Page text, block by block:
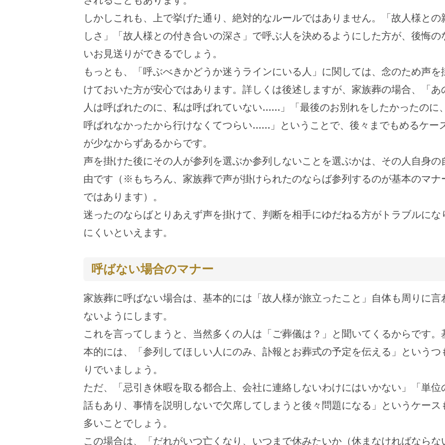
しかしこれも、上で挙げた通り、絶対的なルールではありません。「故人様との
しさ」「故人様との付き合いの深さ」で呼ぶ人を決めるようにした方が、後悔の
いお見送りができるでしょう。
もっとも、「呼ぶべきかどうか迷うラインにいる人」に関しては、念のため声を
けておいた方が安心ではあります。詳しくは後述しますが、家族葬の場合、「あ
人は呼ばれたのに、私は呼ばれていない……」「最後のお別れをしたかったのに、
呼ばれなかったから行けなくてつらい……」ということで、後々までもめるケー
が少なからずあるからです。
声を掛けた後にその人が参列を選ぶか参列しないことを選ぶかは、その人自身の
由です（※もちろん、家族葬で声が掛けられたのならば参列するのが基本のマナ
ではあります）。
迷ったのならばとりあえず声を掛けて、判断を相手にゆだねる方がトラブルにな
にくいといえます。
呼ばない場合のマナー
家族葬に呼ばない場合は、基本的には「故人様が旅立ったこと」自体も周りに言
ないようにします。
これを言ってしまうと、当然多くの人は「ご葬儀は？」と聞いてくるからです。
本的には、「参列してほしい人にのみ、訃報とお葬式の予定を伝える」というつ
りでいましょう。
ただ、「忌引き休暇を取る都合上、会社に連絡しないわけにはいかない」「単位
話もあり、事情を説明しないで欠席してしまうと後々問題になる」というケース
多いことでしょう。
この場合は、「だれがいつ亡くなり、いつまで休みたいか（休まなければならな